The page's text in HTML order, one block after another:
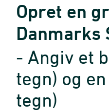
Opret en
Danmarks
- Angiv et
tegn) og
tegn)